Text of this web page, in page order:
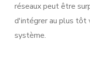
réseaux peut être
d'intégrer au plus tôt
système.